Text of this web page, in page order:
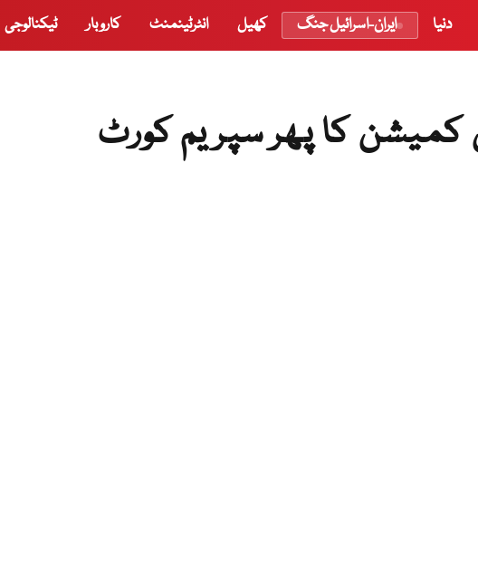
دنیا ایران-اسرائیل جنگ کھیل انٹرٹینمنٹ کاروبار ٹیکنالوجی
کا پھر سپریم کورٹ